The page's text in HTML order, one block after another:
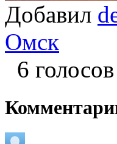
Добавил
Омск
6 голосов